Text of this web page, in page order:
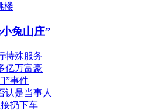
楼
兔山庄”
特殊服务
亿万富豪
”事件
认是当事人
扔下车